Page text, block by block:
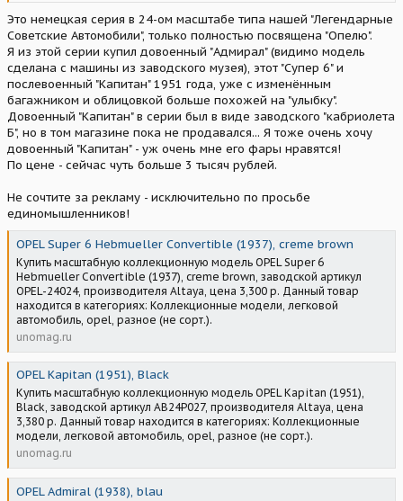
Это немецкая серия в 24-ом масштабе типа нашей "Легендарные
Советские Автомобили", только полностью посвящена "Опелю".
Я из этой серии купил довоенный "Адмирал" (видимо модель
сделана с машины из заводского музея), этот "Супер 6" и
послевоенный "Капитан" 1951 года, уже с изменённым
багажником и облицовкой больше похожей на "улыбку".
Довоенный "Капитан" в серии был в виде заводского "кабриолета
Б", но в том магазине пока не продавался... Я тоже очень хочу
довоенный "Капитан" - уж очень мне его фары нравятся!
По цене - сейчас чуть больше 3 тысяч рублей.
Не сочтите за рекламу - исключительно по просьбе
единомышленников!
OPEL Super 6 Hebmueller Convertible (1937), creme brown
Купить масштабную коллекционную модель OPEL Super 6
Hebmueller Convertible (1937), creme brown, заводской артикул
OPEL-24024, производителя Altaya, цена 3,300 р. Данный товар
находится в категориях: Коллекционные модели, легковой
автомобиль, opel, разное (не сорт.).
unomag.ru
OPEL Kapitan (1951), Black
Купить масштабную коллекционную модель OPEL Kapitan (1951),
Black, заводской артикул AB24P027, производителя Altaya, цена
3,380 р. Данный товар находится в категориях: Коллекционные
модели, легковой автомобиль, opel, разное (не сорт.).
unomag.ru
OPEL Admiral (1938), blau